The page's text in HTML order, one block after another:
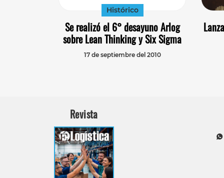
Histórico
Se realizó el 6° desayuno Arlog
sobre Lean Thinking y Six Sigma
17 de septiembre del 2010
Revista